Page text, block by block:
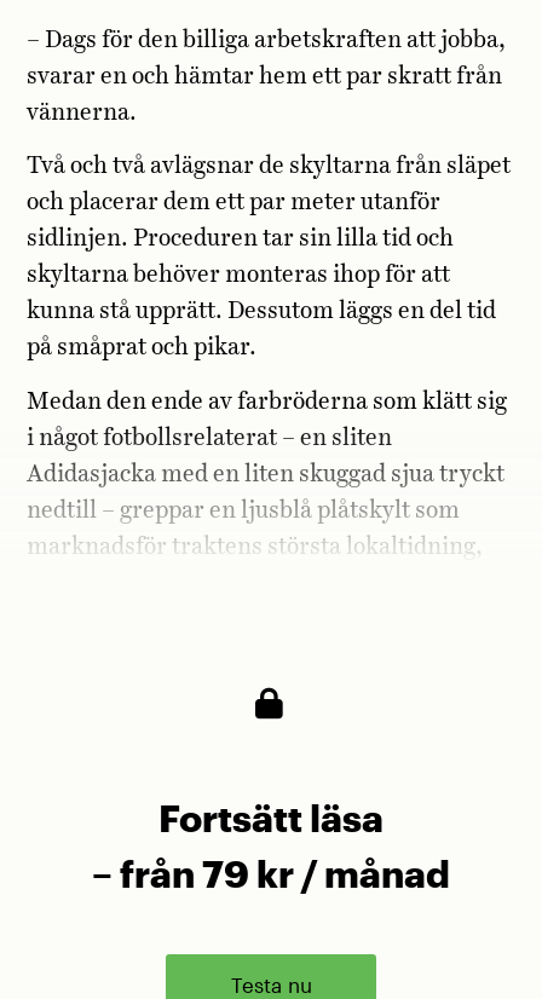
– Dags för den billiga arbetskraften att jobba,
svarar en och hämtar hem ett par skratt från
vännerna.
Två och två avlägsnar de skyltarna från släpet
och placerar dem ett par meter utanför
sidlinjen. Proceduren tar sin lilla tid och
skyltarna behöver monteras ihop för att
kunna stå upprätt. Dessutom läggs en del tid
på småprat och pikar.
Medan den ende av farbröderna som klätt sig
i något fotbollsrelaterat – en sliten
Adidasjacka med en liten skuggad sjua tryckt
nedtill – greppar en ljusblå plåtskylt som
marknadsför traktens största lokaltidning,
Fortsätt läsa
– från 79 kr / månad
Testa nu